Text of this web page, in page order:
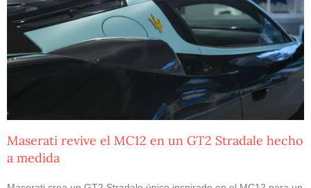
Maserati revive el MC12 en un GT2 Stradale hecho
a medida